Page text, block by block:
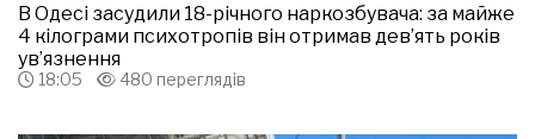
В Одесі засудили 18-річного наркозбувача: за майже
4 кілограми психотропів він отримав дев’ять років
ув’язнення
18:05 480 переглядів